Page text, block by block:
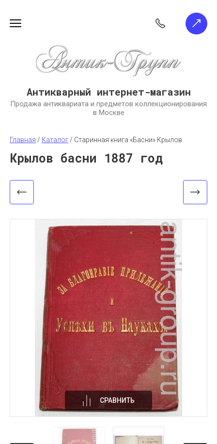
Антикварный интернет-магазин
Продажа антиквариата и предметов коллекционирования
в Москве
Главная / Каталог / Старинная книга «Басни» Крылов
Крылов басни 1887 год
СРАВНИТЬ